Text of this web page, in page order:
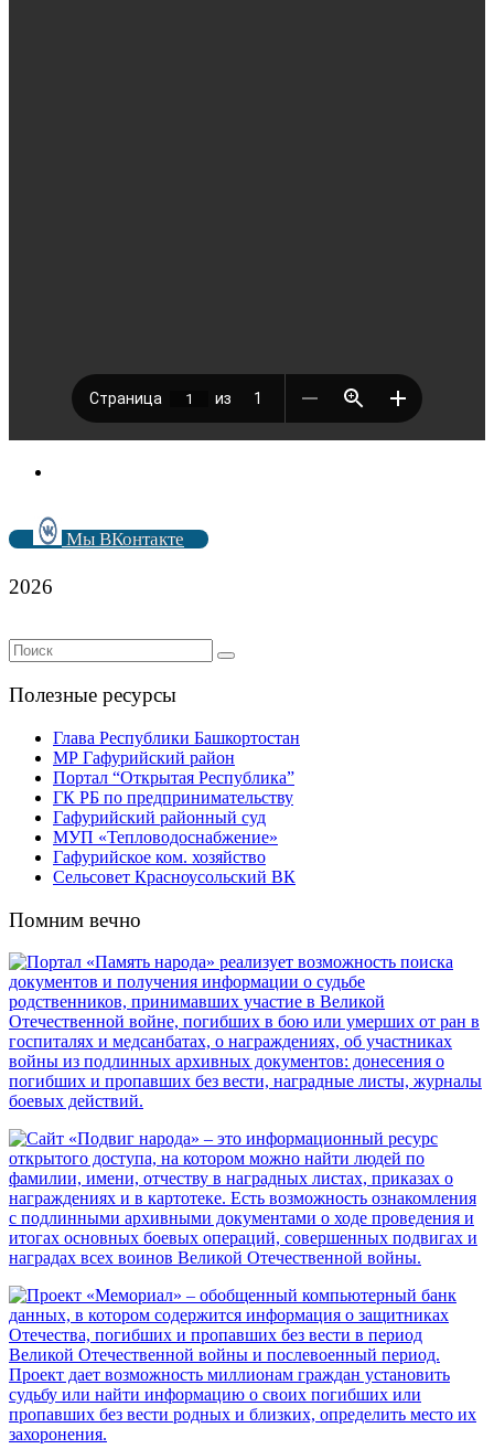
Мы ВКонтакте
2026
Полезные ресурсы
Глава Республики Башкортостан
МР Гафурийский район
Портал “Открытая Республика”
ГК РБ по предпринимательству
Гафурийский районный суд
МУП «Тепловодоснабжение»
Гафурийское ком. хозяйство
Сельсовет Красноусольский ВК
Помним вечно